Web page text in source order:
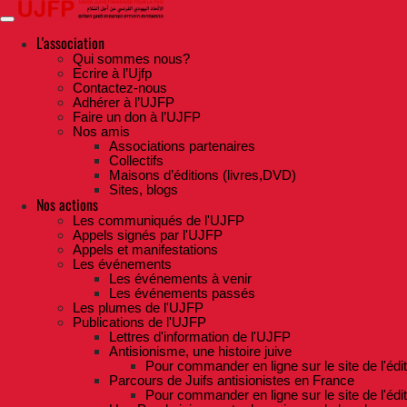
Skip
to
contentL'association
Qui sommes nous?
Ecrire à l’Ujfp
Contactez-nous
Adhérer à l’UJFP
Faire un don à l’UJFP
Nos amis
Associations partenaires
Collectifs
Maisons d’éditions (livres,DVD)
Sites, blogs
Nos actions
Les communiqués de l'UJFP
Appels signés par l'UJFP
Appels et manifestations
Les événements
Les événements à venir
Les événements passés
Les plumes de l'UJFP
Publications de l'UJFP
Lettres d'information de l'UJFP
Antisionisme, une histoire juive
Pour commander en ligne sur le site de
Parcours de Juifs antisionistes en France
Pour commander en ligne sur le site de